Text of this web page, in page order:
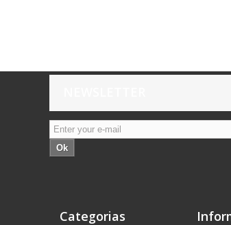
Ok
Categorias